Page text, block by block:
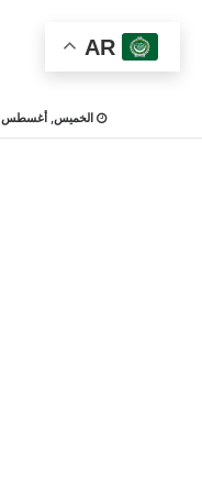
الخميس, أغسطس 6 2026
AR